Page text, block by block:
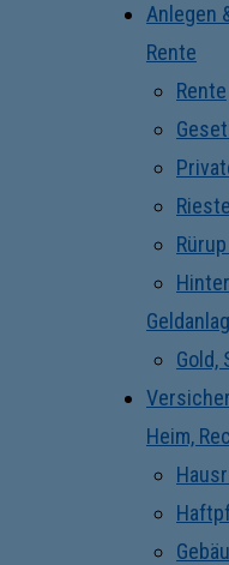
Anlegen
Rente
Rente
Gold,
Heim,